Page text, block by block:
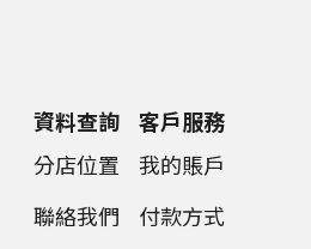
資料查詢
分店位置
聯絡我們
客戶服務
我的賬戶
付款方式